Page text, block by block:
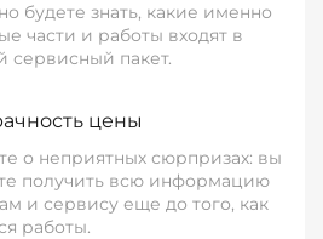
будете знать, какие именно
части и работы входят в
сервисный пакет.
цены
о неприятных сюрпризах: вы
получить всю информацию
и сервису еще до того, как
работы.